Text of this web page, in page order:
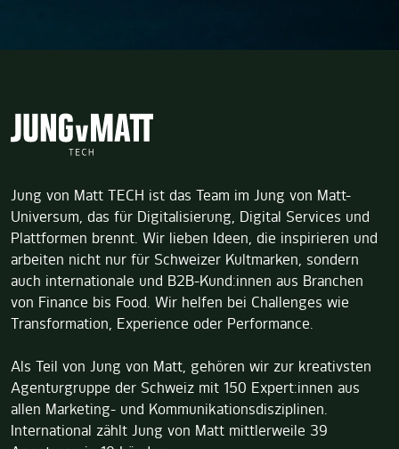
Jung von Matt TECH ist das Team im Jung von Matt-
Universum, das für Digitalisierung, Digital Services und
Plattformen brennt. Wir lieben Ideen, die inspirieren und
arbeiten nicht nur für Schweizer Kultmarken, sondern
auch internationale und B2B-Kund:innen aus Branchen
von Finance bis Food. Wir helfen bei Challenges wie
Transformation, Experience oder Performance.
Als Teil von Jung von Matt, gehören wir zur kreativsten
Agenturgruppe der Schweiz mit 150 Expert:innen aus
allen Marketing- und Kommunikationsdisziplinen.
International zählt Jung von Matt mittlerweile 39